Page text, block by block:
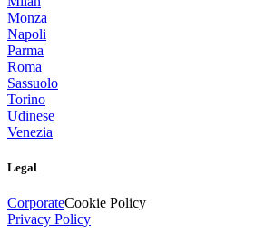
Monza
Napoli
Parma
Roma
Sassuolo
Torino
Udinese
Venezia
Legal
CorporateCookie Policy
Privacy Policy